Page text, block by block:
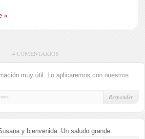
»
4 COMENTARIOS
muy útil. Lo aplicaremos con nuestros
Responder
y bienvenida. Un saludo grande.